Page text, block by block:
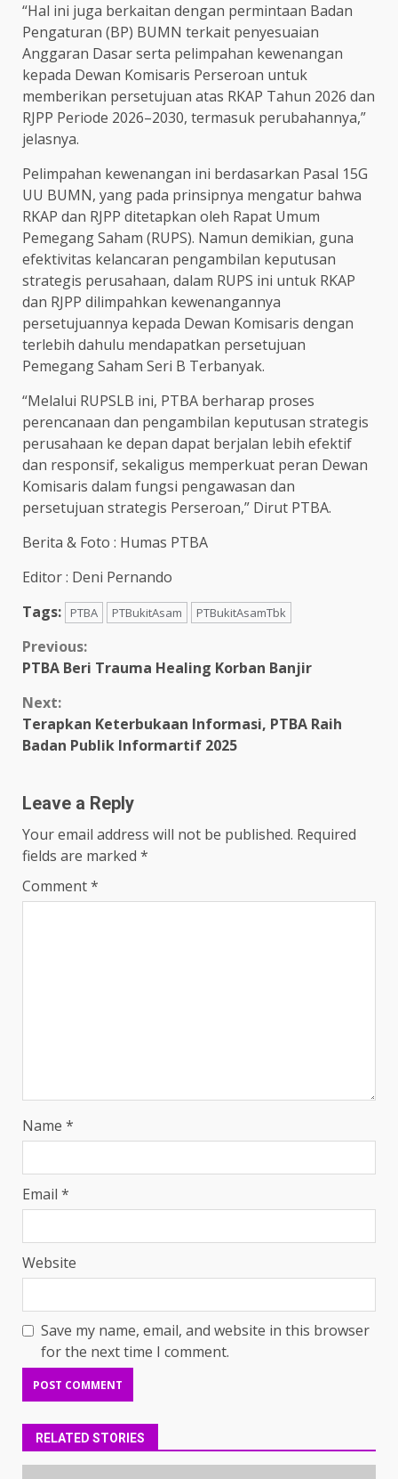
“Hal ini juga berkaitan dengan permintaan Badan
Pengaturan (BP) BUMN terkait penyesuaian
Anggaran Dasar serta pelimpahan kewenangan
kepada Dewan Komisaris Perseroan untuk
memberikan persetujuan atas RKAP Tahun 2026 dan
RJPP Periode 2026–2030, termasuk perubahannya,”
jelasnya.
Pelimpahan kewenangan ini berdasarkan Pasal 15G
UU BUMN, yang pada prinsipnya mengatur bahwa
RKAP dan RJPP ditetapkan oleh Rapat Umum
Pemegang Saham (RUPS). Namun demikian, guna
efektivitas kelancaran pengambilan keputusan
strategis perusahaan, dalam RUPS ini untuk RKAP
dan RJPP dilimpahkan kewenangannya
persetujuannya kepada Dewan Komisaris dengan
terlebih dahulu mendapatkan persetujuan
Pemegang Saham Seri B Terbanyak.
“Melalui RUPSLB ini, PTBA berharap proses
perencanaan dan pengambilan keputusan strategis
perusahaan ke depan dapat berjalan lebih efektif
dan responsif, sekaligus memperkuat peran Dewan
Komisaris dalam fungsi pengawasan dan
persetujuan strategis Perseroan,” Dirut PTBA.
Berita & Foto : Humas PTBA
Editor : Deni Pernando
Tags:
PTBA PTBukitAsam PTBukitAsamTbk
Continue
Previous:
PTBA Beri Trauma Healing Korban Banjir
Next:
Terapkan Keterbukaan Informasi, PTBA Raih
Badan Publik Informartif 2025
Leave a Reply
Your email address will not be published. Required
fields are marked *
Comment*
Name *
Email *
Website
Save my name, email, and website in this browser
for the next time I comment.
RELATED STORIES